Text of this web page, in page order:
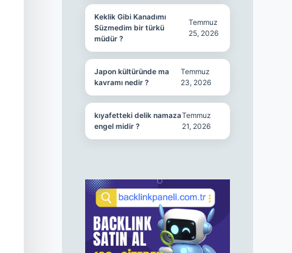
Keklik Gibi Kanadımı
Süzmedim bir türkü
müdür ?
Temmuz
25, 2026
Japon kültüründe ma
kavramı nedir ?
Temmuz
23, 2026
kıyafetteki delik namaza
engel midir ?
Temmuz
21, 2026